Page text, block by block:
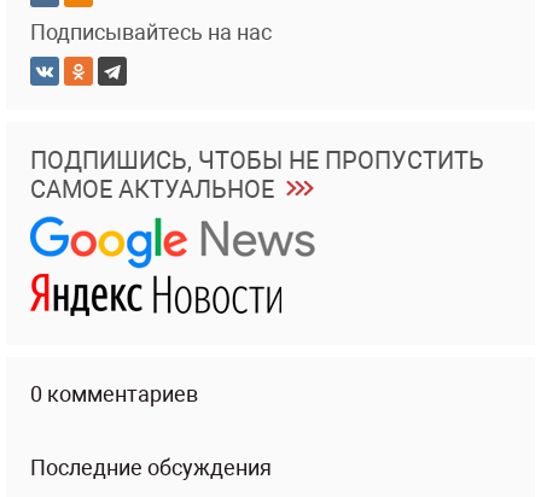
Подписывайтесь на нас
ПОДПИШИСЬ, ЧТОБЫ НЕ ПРОПУСТИТЬ
САМОЕ АКТУАЛЬНОЕ
0 комментариев
Последние обсуждения